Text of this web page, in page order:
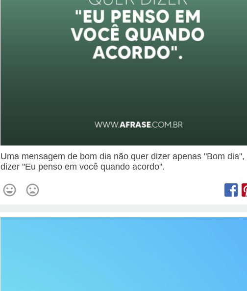
Uma mensagem de bom dia não quer dizer apenas "Bom dia",
dizer "Eu penso em você quando acordo".